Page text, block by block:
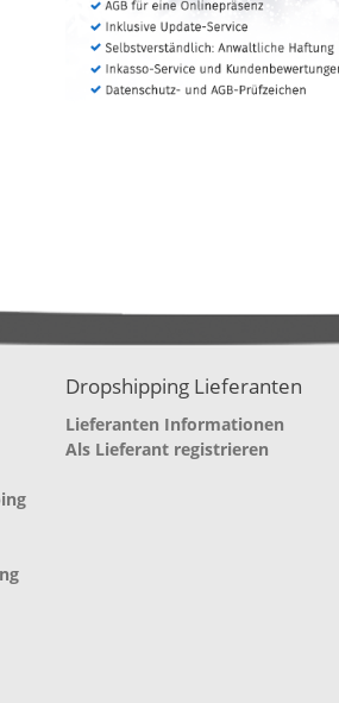
Dropshipping Lieferanten
Lieferanten Informationen
Als Lieferant registrieren